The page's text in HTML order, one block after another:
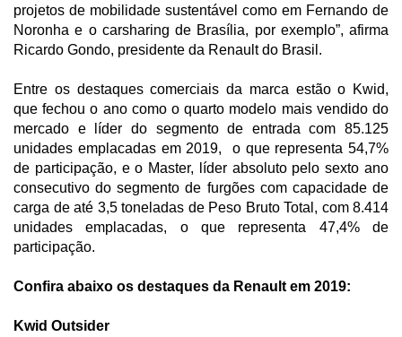
projetos de mobilidade sustentável como em Fernando de
Noronha e o carsharing de Brasília, por exemplo”, afirma
Ricardo Gondo, presidente da Renault do Brasil.
Entre os destaques comerciais da marca estão o Kwid,
que fechou o ano como o quarto modelo mais vendido do
mercado e líder do segmento de entrada com 85.125
unidades emplacadas em 2019, o que representa 54,7%
de participação, e o Master, líder absoluto pelo sexto ano
consecutivo do segmento de furgões com capacidade de
carga de até 3,5 toneladas de Peso Bruto Total, com 8.414
unidades emplacadas, o que representa 47,4% de
participação.
Confira abaixo os destaques da Renault em 2019:
Kwid Outsider